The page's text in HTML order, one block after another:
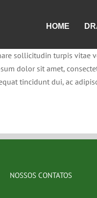
HOME
sollicitudin turpis vitae
dolor sit amet,
tincidunt dui, ac
NOSSOS CONTATOS